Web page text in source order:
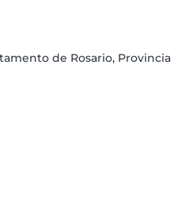
de Rosario, Provincia